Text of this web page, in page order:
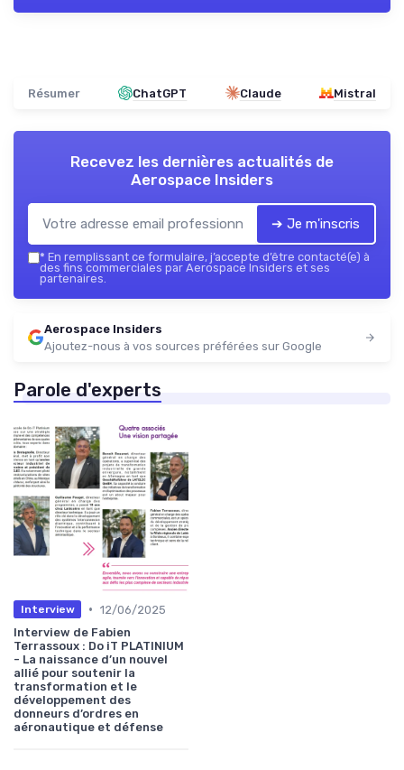
Résumer ChatGPT Claude Mistral
Recevez les dernières actualités de
Aerospace Insiders
➔ Je m'inscris
* En remplissant ce formulaire, j’accepte d’être contacté(e) à
des fins commerciales par Aerospace Insiders et ses
partenaires.
Aerospace Insiders
Ajoutez-nous à vos sources préférées sur Google
Parole d'experts
Interview • 12/06/2025
Interview de Fabien
Terrassoux : Do iT PLATINIUM
- La naissance d’un nouvel
allié pour soutenir la
transformation et le
développement des
donneurs d’ordres en
aéronautique et défense